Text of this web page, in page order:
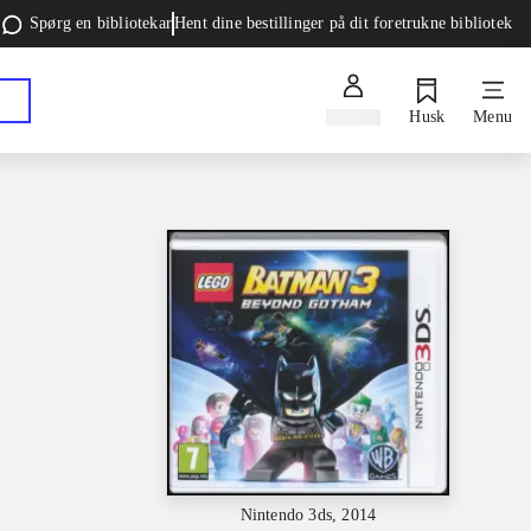
Spørg en bibliotekarHent dine bestillinger på dit foretrukne bibliotek
Husk Menu
Nintendo 3ds, 2014